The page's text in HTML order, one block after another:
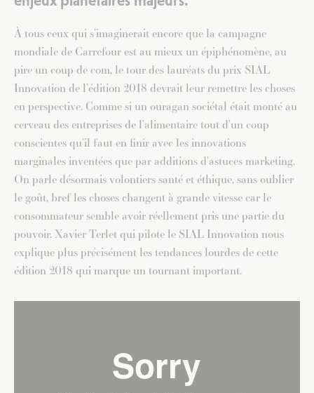
À tous ceux qui s’imaginerait encore que la campagne
mondiale de Carrefour est au mieux un épiphénomène, au
pire un coup de com, le tour des lauréats du prix SIAL
Innovation de l’édition 2018 devrait leur remettre les choses
en perspective. Comme si un ouragan sociétal était monté au
cerveau des entreprises de l’alimentaire tout d’un coup
conscientes qu’il faut en finir avec les innovations
marginales inventées que par additions d’astuces marketing.
On parle désormais volontiers santé et éthique, sans oublier
le goût, bref les choses changent à grande vitesse car le
consommateur semble avoir réellement pris une partie du
pouvoir. Xavier Terlet qui pilote le SIAL Innovation nous
explique plus précisément les tendances lourdes de cette
édition 2018 qui marque un tournant important.